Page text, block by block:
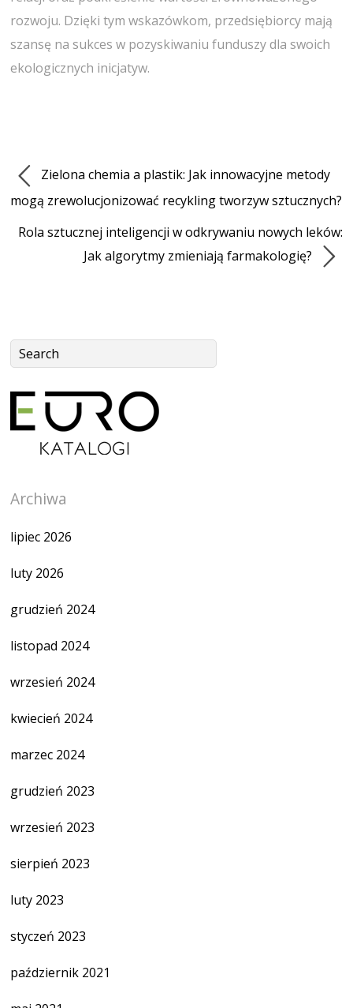
rozwoju. Dzięki tym wskazówkom, przedsiębiorcy mają
szansę na sukces w pozyskiwaniu funduszy dla swoich
ekologicznych inicjatyw.
Zielona chemia a plastik: Jak innowacyjne metody
mogą zrewolucjonizować recykling tworzyw sztucznych?
Rola sztucznej inteligencji w odkrywaniu nowych leków:
Jak algorytmy zmieniają farmakologię?
Archiwa
lipiec 2026
luty 2026
grudzień 2024
listopad 2024
wrzesień 2024
kwiecień 2024
marzec 2024
grudzień 2023
wrzesień 2023
sierpień 2023
luty 2023
styczeń 2023
październik 2021